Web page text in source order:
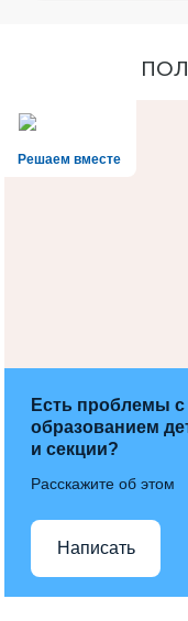
Решаем вместе
Есть проблемы
образованием
и секции?
Расскажите об этом
Написать